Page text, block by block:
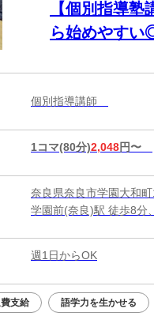
【個別指導
ら始めやす
個別指導講師
1コマ(80分)2,048円〜
奈良県奈良市学園大和
学園前(奈良)駅 徒歩8分
週1日からOK
支給 語学力を生かせる